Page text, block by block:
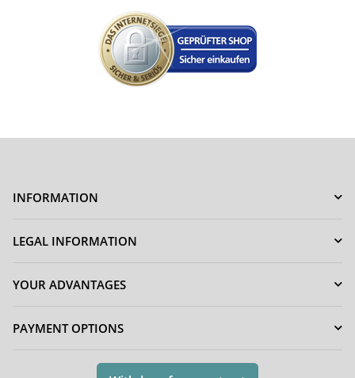
INFORMATION
LEGAL INFORMATION
YOUR ADVANTAGES
PAYMENT OPTIONS